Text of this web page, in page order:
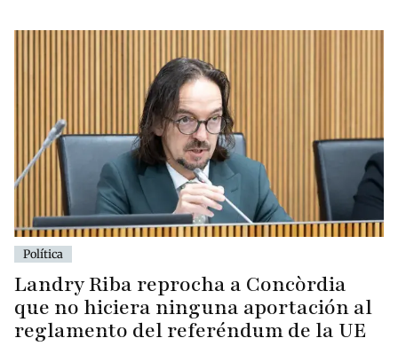
Política
Landry Riba reprocha a Concòrdia
que no hiciera ninguna aportación al
reglamento del referéndum de la UE